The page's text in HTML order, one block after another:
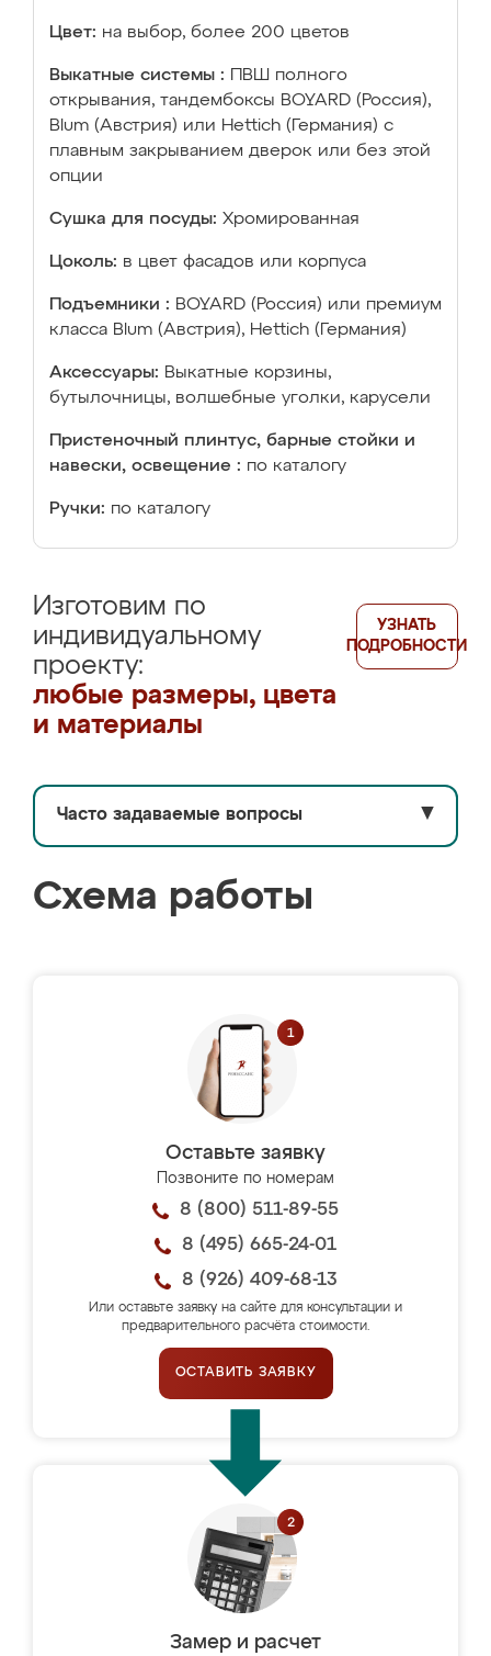
Цвет: на выбор, более 200 цветов
Выкатные системы :
ПВШ полного
открывания, тандембоксы BOYARD (Россия),
Blum (Австрия) или Hettich (Германия) с
плавным закрыванием дверок или без этой
опции
Сушка для посуды: Хромированная
Цоколь: в цвет фасадов или корпуса
Подъемники : BOYARD (Россия) или премиум
класса Blum (Австрия), Hettich (Германия)
Аксессуары: Выкатные корзины,
бутылочницы, волшебные уголки, карусели
Пристеночный плинтус, барные стойки и
навески, освещение : по каталогу
Ручки: по каталогу
Изготовим по
индивидуальному
проекту:
любые размеры, цвета
и материалы
УЗНАТЬ
ПОДРОБНОСТИ
Часто задаваемые вопросы ▼
Схема работы
Оставьте заявку
Позвоните по номерам
8 (800) 511-89-55
8 (495) 665-24-01
8 (926) 409-68-13
Или оставьте заявку на сайте для консультации и
предварительного расчёта стоимости.
ОСТАВИТЬ ЗАЯВКУ
Замер и расчет